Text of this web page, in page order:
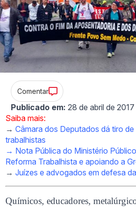
Comentar
Publicado em: 28 de abril de 2017
Saiba mais:
→Câmara dos Deputados dá tiro
trabalhistas
→ Nota Pública do Ministério
Reforma Trabalhista e apoiando a
→Juízes e advogados em defesa
Químicos, educadores,